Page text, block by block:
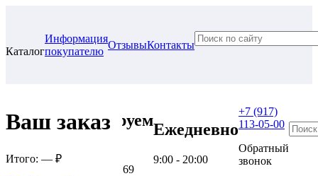
Каталог
Информация
покупателю
ОтзывыКонтакты
Ваш заказ
Итого: — ₽
Проконсультируем
г. Самара, ул. Гагарина, 69
Ежедневно
9:00 - 20:00
+7 (917)
113-05-00
Обратный
звонок